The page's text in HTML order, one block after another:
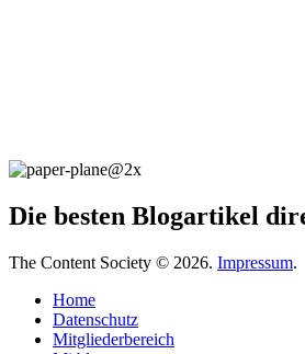
Die besten Blogartikel
The Content Society © 2026. Impressum.
Home
Datenschutz
Mitgliederbereich